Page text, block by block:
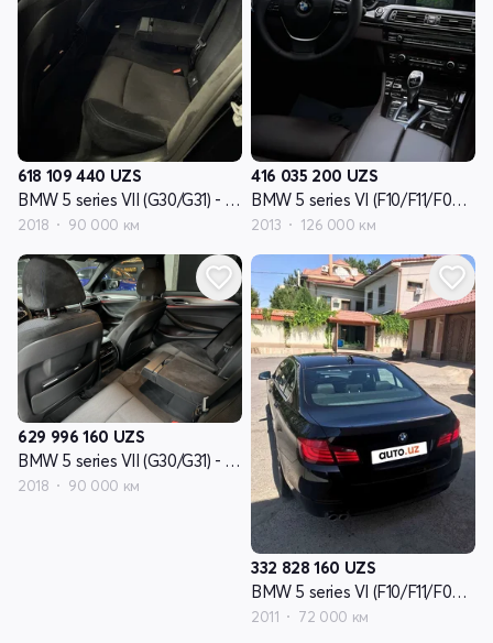
618 109 440 UZS
BMW 5 series VII (G30/G31) - поколение
2018 90 000 км
416 035 200 UZS
BMW 5 series VI (F10/F11/F07) - поколение рестайлинг
2013 126 000 км
629 996 160 UZS
BMW 5 series VII (G30/G31) - поколение
2018 90 000 км
332 828 160 UZS
BMW 5 series VI (F10/F11/F07) - поколение
2011 72 000 км